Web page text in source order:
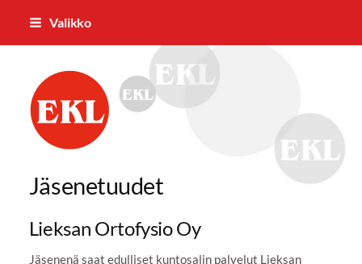
Siirry
Valikko
Lieksan Eläkkeensaajat ry
Jäsenetuudet
Lieksan Ortofysio Oy
Jäsenenä saat edulliset kuntosalin palvelut Lieksan